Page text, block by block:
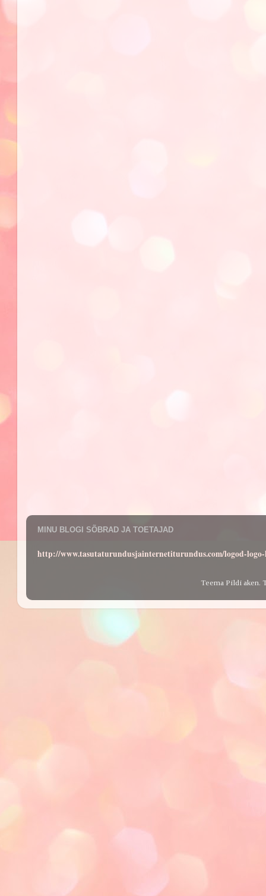
MINU BLOGI SÕBRAD JA TOETAJAD
http://www.tasutaturundusjainternetiturundus.com/logod-
Teema Pildi aken.